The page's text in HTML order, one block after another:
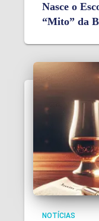
Nasce o
“Mito” da
NOTÍCIAS